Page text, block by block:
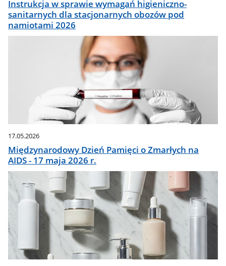
Instrukcja w sprawie wymagań higieniczno-
sanitarnych dla stacjonarnych obozów pod
namiotami 2026
17.05.2026
Międzynarodowy Dzień Pamięci o Zmarłych na
AIDS - 17 maja 2026 r.